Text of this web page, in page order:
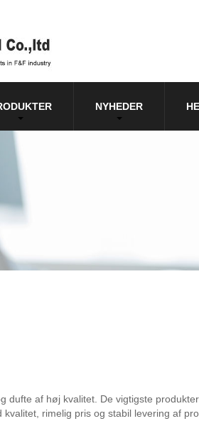
NYHEDER
dufte af høj kvalitet. De vigtigste
rimelig pris og stabil levering af